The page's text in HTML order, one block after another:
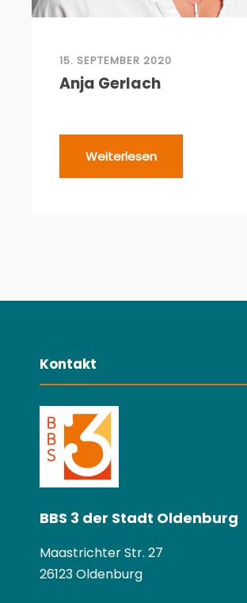
15. SEPTEMBER 2020
Anja Gerlach
Weiterlesen
Kontakt
BBS 3 der Stadt Oldenburg
Maastrichter Str. 27
26123 Oldenburg